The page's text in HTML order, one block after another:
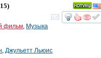
фильм, Музыка
, Джульетт Льюис